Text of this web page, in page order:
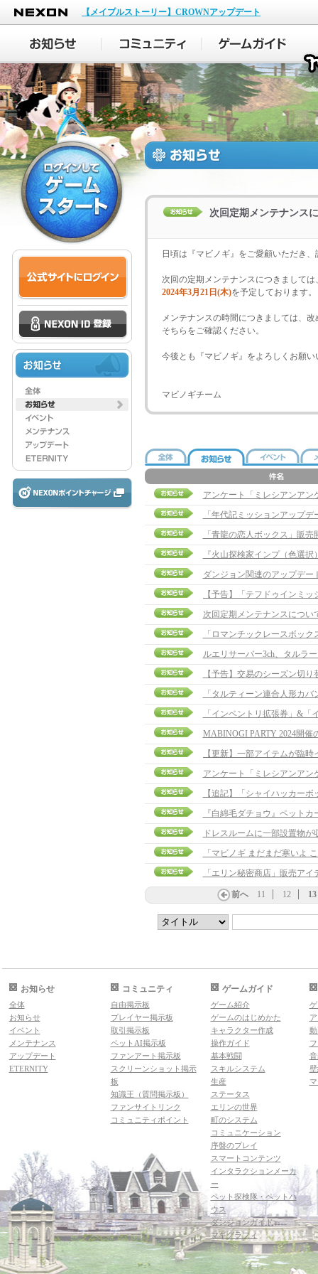
NEXON
【メイプルストーリー】CROWNアップデート
次回定期メンテナンス
日頃は『マビノギ』をご愛顧いただき
次回の定期メンテナンスにつきましては
2024年3月21日(木)を予定しております。
メンテナンスの時間につきましては、
そちらをご確認ください。
今後とも『マビノギ』をよろしくお願い
マビノギチーム
アンケート「ミレシアンアン
「年代記ミッションアップ
「青龍の恋人ボックス」販売
『火山探検家インプ（色選
ダンジョン関連のアップデ
次回定期メンテナンスについ
「ロマンチックレースボッ
ルエリサーバー3ch、タルラ
【予告】交易のシーズン切り
「タルティーン連合人形カ
「インベントリ拡張券」&「
MABINOGI PARTY 2024開催
アンケート「ミレシアンアン
【追記】「シャイハッカー
『白綿毛ダチョウ』ペット
ドレスルームに一部設置物
「マビノギ まだまだ寒いよ
「エリン秘密商店」販売ア
前へ 11 12 13
お知らせ
全体
お知らせ
イベント
メンテナンス
アップデート
ETERNITY
コミュニティ
自由掲示板
プレイヤー掲示板
取引掲示板
ペットAI掲示板
ファンアート掲示板
スクリーンショット掲示
板
知識王（質問掲示板）
ファンサイトリンク
コミュニティポイント
ゲームガイド
ゲーム紹介
ゲームのはじめかた
キャラクター作成
操作ガイド
基本戦闘
スキルシステム
生産
ステータス
エリンの世界
町のシステム
コミュニケーション
序盤のプレイ
スマートコンテンツ
インタラクションメーカ
ー
ペット探検隊・ペットハ
ウス
ダンジョンガイド
マギグラフィ